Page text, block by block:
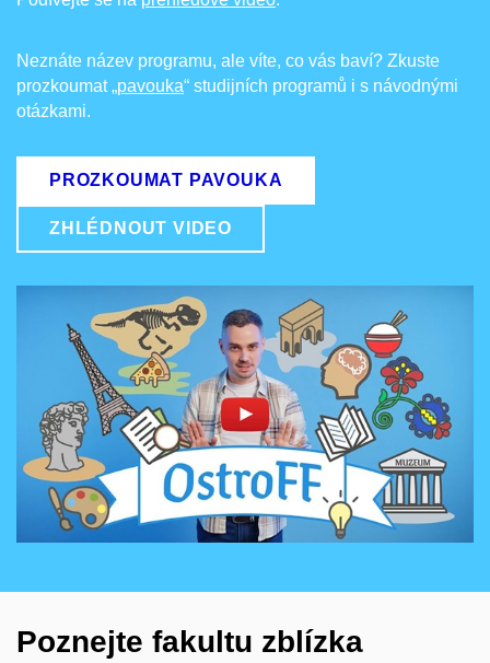
Neznáte název programu, ale víte, co vás baví? Zkuste
prozkoumat„pavouka“ studijních programů i s návodnými
otázkami.
PROZKOUMAT PAVOUKA
ZHLÉDNOUT VIDEO
Povolit cookies a přehrát
Otevřít na youtube.com
Poznejte fakultu zblízka